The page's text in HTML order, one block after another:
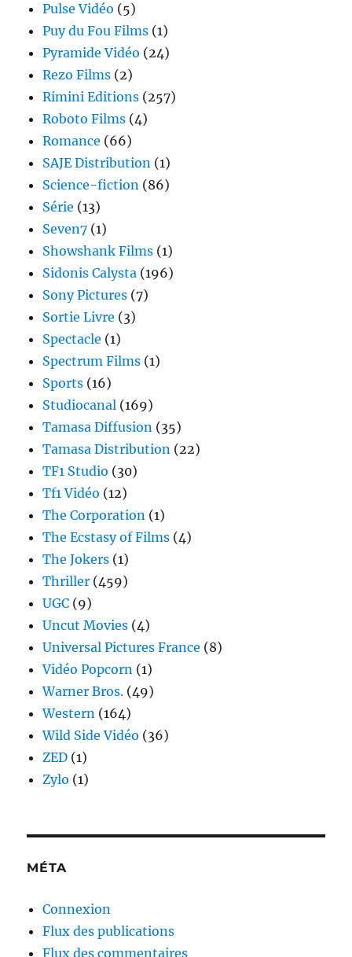
Pulse Vidéo (5)
Puy du Fou Films (1)
Pyramide Vidéo (24)
Rezo Films (2)
Rimini Editions (257)
Roboto Films (4)
Romance (66)
SAJE Distribution (1)
Science-fiction (86)
Série (13)
Seven7 (1)
Showshank Films (1)
Sidonis Calysta (196)
Sony Pictures (7)
Sortie Livre (3)
Spectacle (1)
Spectrum Films (1)
Sports (16)
Studiocanal (169)
Tamasa Diffusion (35)
Tamasa Distribution (22)
TF1 Studio (30)
Tf1 Vidéo (12)
The Corporation (1)
The Ecstasy of Films (4)
The Jokers (1)
Thriller (459)
UGC (9)
Uncut Movies (4)
Universal Pictures France (8)
Vidéo Popcorn (1)
Warner Bros. (49)
Western (164)
Wild Side Vidéo (36)
ZED (1)
Zylo (1)
MÉTA
Connexion
Flux des publications
Flux des commentaires